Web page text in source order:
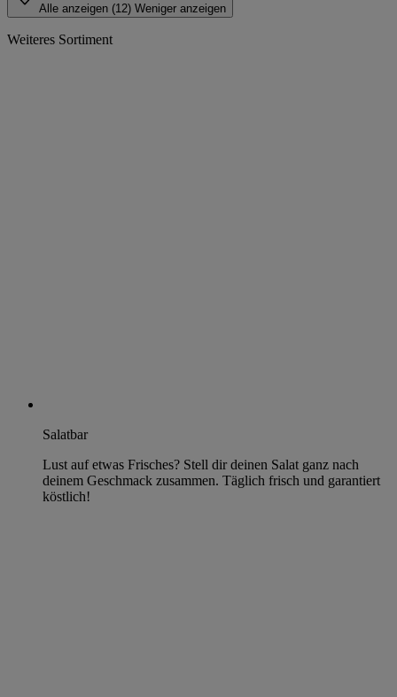
Alle anzeigen (12) Weniger anzeigen
Weiteres Sortiment
Salatbar
Lust auf etwas Frisches? Stell dir deinen Salat ganz nach
deinem Geschmack zusammen. Täglich frisch und garantiert
köstlich!